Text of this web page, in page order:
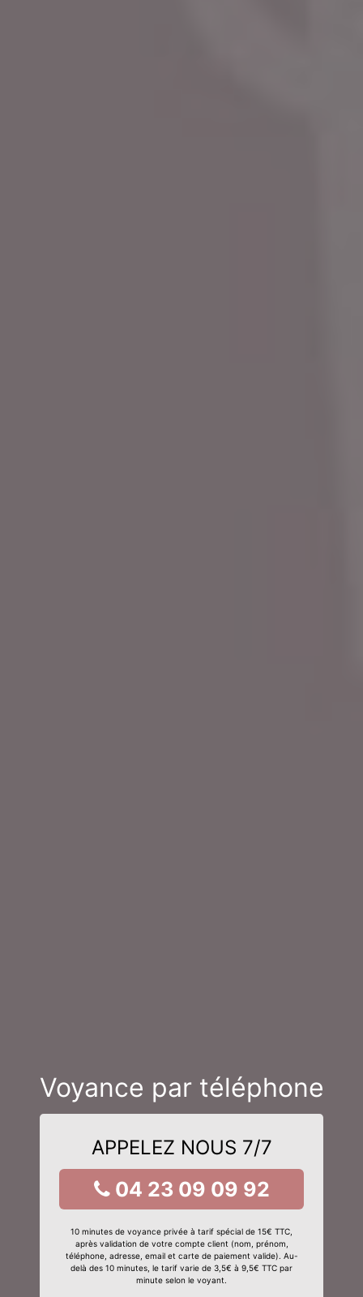
Voyance par téléphone
APPELEZ NOUS 7/7
04 23 09 09 92
10 minutes de voyance privée à tarif spécial de 15€ TTC,
après validation de votre compte client (nom, prénom,
téléphone, adresse, email et carte de paiement valide). Au-
delà des 10 minutes, le tarif varie de 3,5€ à 9,5€ TTC par
minute selon le voyant.